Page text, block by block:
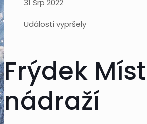
31 Srp 2022
Události vypršely
Frýdek
nádraží